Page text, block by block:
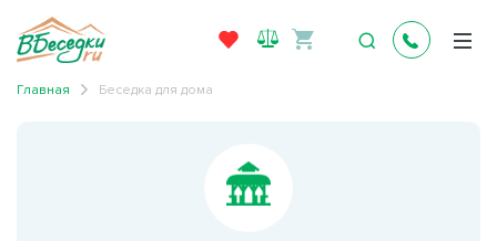
Главная Беседка для дома